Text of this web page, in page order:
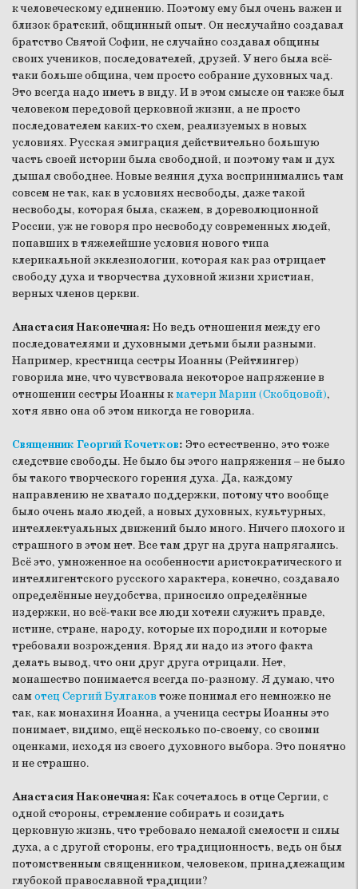
к человеческому единению. Поэтому ему был очень важен и
близок братский, общинный опыт. Он неслучайно создавал
братство Святой Софии, не случайно создавал общины
своих учеников, последователей, друзей. У него была всё-
таки больше община, чем просто собрание духовных чад.
Это всегда надо иметь в виду. И в этом смысле он также был
человеком передовой церковной жизни, а не просто
последователем каких-то схем, реализуемых в новых
условиях. Русская эмиграция действительно большую
часть своей истории была свободной, и поэтому там и дух
дышал свободнее. Новые веяния духа воспринимались там
совсем не так, как в условиях несвободы, даже такой
несвободы, которая была, скажем, в дореволюционной
России, уж не говоря про несвободу современных людей,
попавших в тяжелейшие условия нового типа
клерикальной экклезиологии, которая как раз отрицает
свободу духа и творчества духовной жизни христиан,
верных членов церкви.
Анастасия Наконечная: Но ведь отношения между его
последователями и духовными детьми были разными.
Например, крестница сестры Иоанны (Рейтлингер)
говорила мне, что чувствовала некоторое напряжение в
отношении сестры Иоанны кматери Марии (Скобцовой),
хотя явно она об этом никогда не говорила.
Священник Георгий Кочетков: Это естественно, это тоже
следствие свободы. Не было бы этого напряжения – не было
бы такого творческого горения духа. Да, каждому
направлению не хватало поддержки, потому что вообще
было очень мало людей, а новых духовных, культурных,
интеллектуальных движений было много. Ничего плохого и
страшного в этом нет. Все там друг на друга напрягались.
Всё это, умноженное на особенности аристократического и
интеллигентского русского характера, конечно, создавало
определённые неудобства, приносило определённые
издержки, но всё-таки все люди хотели служить правде,
истине, стране, народу, которые их породили и которые
требовали возрождения. Вряд ли надо из этого факта
делать вывод, что они друг друга отрицали. Нет,
монашество понимается всегда по-разному. Я думаю, что
самотец Сергий Булгаков тоже понимал его немножко не
так, как монахиня Иоанна, а ученица сестры Иоанны это
понимает, видимо, ещё несколько по-своему, со своими
оценками, исходя из своего духовного выбора. Это понятно
и не страшно.
Анастасия Наконечная: Как сочеталось в отце Сергии, с
одной стороны, стремление собирать и созидать
церковную жизнь, что требовало немалой смелости и силы
духа, а с другой стороны, его традиционность, ведь он был
потомственным священником, человеком, принадлежащим
глубокой православной традиции?